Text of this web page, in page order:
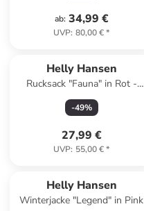
ab: 34,99 €
UVP: 80,00 €*
Helly Hansen
Rucksack "Fauna" in Rot -
(B)16,5 x (H)32 x (T)13 cm - 6
l
-49%
27,99 €
UVP: 55,00 €*
Helly Hansen
Winterjacke "Legend" in Pink